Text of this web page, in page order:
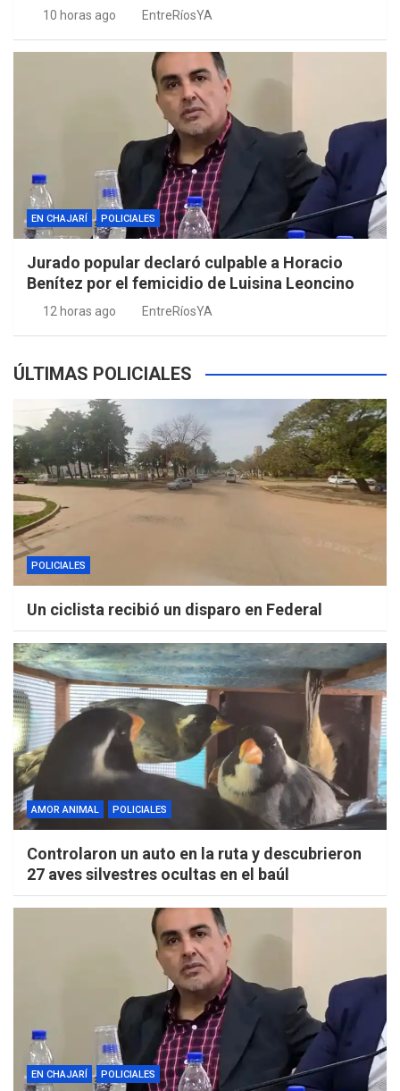
10 horas ago EntreRíosYA
EN CHAJARÍ POLICIALES
Jurado popular declaró culpable a Horacio
Benítez por el femicidio de Luisina Leoncino
12 horas ago EntreRíosYA
ÚLTIMAS POLICIALES
POLICIALES
Un ciclista recibió un disparo en Federal
AMOR ANIMAL POLICIALES
Controlaron un auto en la ruta y descubrieron
27 aves silvestres ocultas en el baúl
EN CHAJARÍ POLICIALES